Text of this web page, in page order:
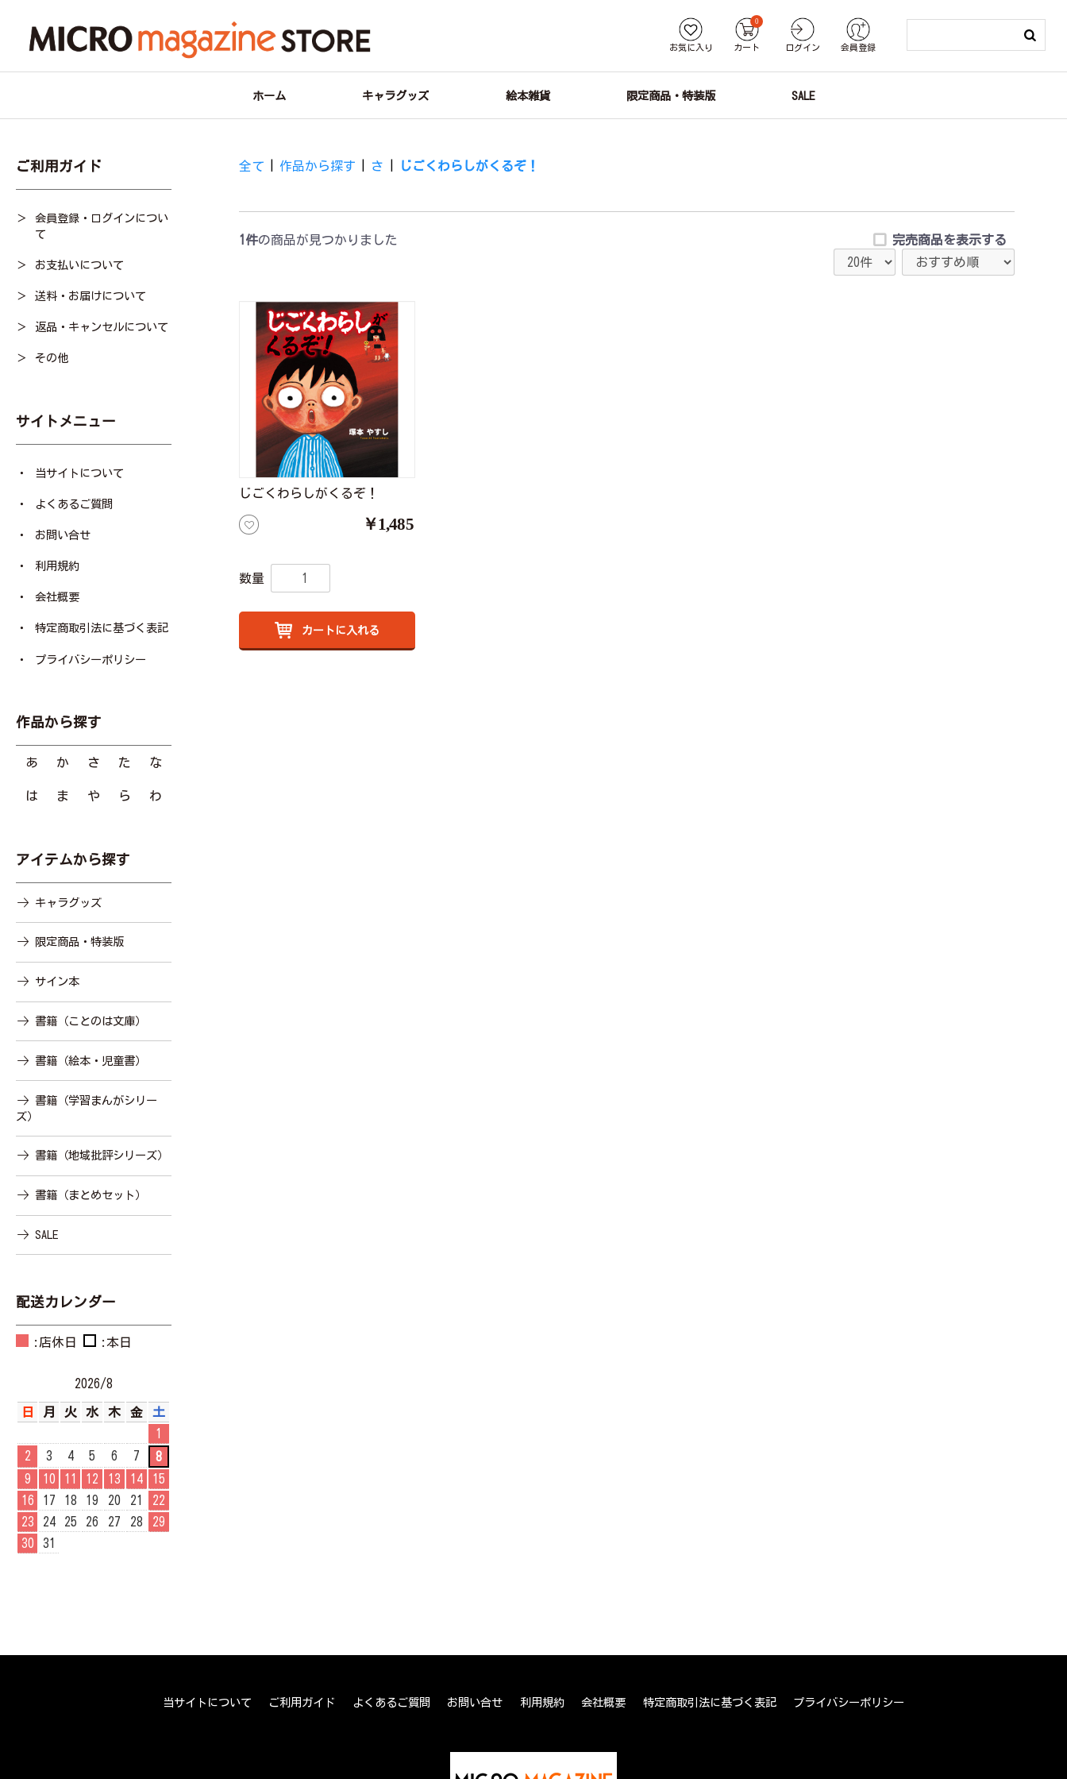
お気に入り カート
0
ログイン 会員登録
ホーム キャラグッズ 絵本雑貨 限定商品・特装版 SALE
ご利用ガイド
会員登録・ログインについ
て
お支払いについて
送料・お届けについて
返品・キャンセルについて
その他
サイトメニュー
当サイトについて
よくあるご質問
お問い合せ
利用規約
会社概要
特定商取引法に基づく表記
プライバシーポリシー
作品から探す
あ か さ た な
は ま や ら わ
アイテムから探す
キャラグッズ
限定商品・特装版
サイン本
書籍（ことのは文庫）
書籍（絵本・児童書）
書籍（学習まんがシリー
ズ）
書籍（地域批評シリーズ）
書籍（まとめセット）
SALE
配送カレンダー
:店休日 :本日
2026/8
日 月 火 水 木 金 土
1
2
3 4 5 6 7
8
9
10 11 12 13 14 15
16 17 18 19 20 21 22
23 24 25 26 27 28 29
30 31
全て 作品から探す さ じごくわらしがくるぞ！
1件の商品が見つかりました 完売商品を表示する
じごくわらしがくるぞ！
￥1,485
数量
カートに入れる
当サイトについて ご利用ガイド よくあるご質問 お問い合せ 利用規約 会社概要 特定商取引法に基づく表記 プライバシーポリシー